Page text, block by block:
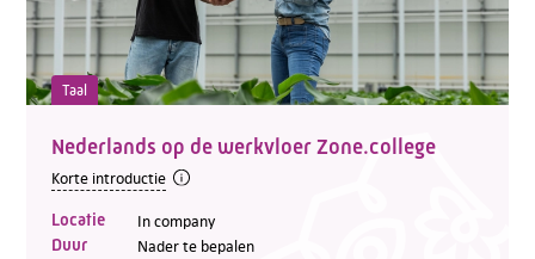
Taal
Nederlands op de werkvloer Zone.college
Korte introductie
Locatie In company
Duur Nader te bepalen